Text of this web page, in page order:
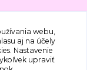
webu,
aj na účely
Nastavenie
upraviť